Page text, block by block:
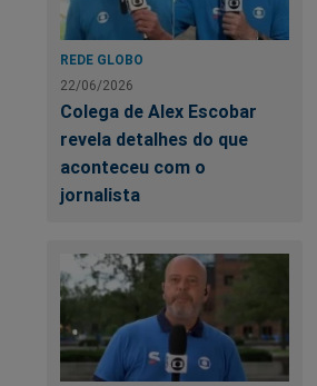
REDE GLOBO
22/06/2026
Colega de Alex Escobar
revela detalhes do que
aconteceu com o
jornalista